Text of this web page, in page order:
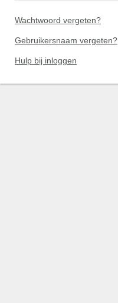
Wachtwoord vergeten?
Gebruikersnaam vergeten?
Hulp bij inloggen